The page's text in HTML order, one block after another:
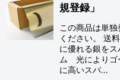
規登録」
この商品は単
ください。 送
に優れる銀を
ム 光によりゴ
に高いスパ…